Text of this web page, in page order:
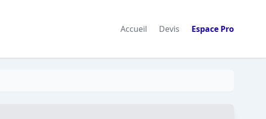
Accueil Devis Espace Pro